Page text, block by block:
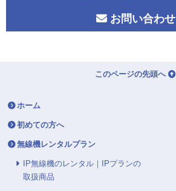
お問い合わせ
このページの先頭へ
ホーム
初めての方へ
無線機レンタルプラン
IP無線機のレンタル｜IPプランの
取扱商品